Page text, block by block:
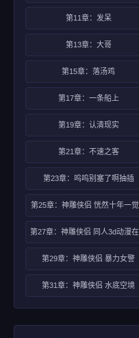
第11章：发呆
第13章：大哥
第15章：落汤鸡
第17章：一条船上
第19章：认清现实
第21章：不速之客
第23章：呜呜别塞了啊抽插
第25章：神雕侠侣 恍然十年一
第29章：神雕侠侣 暴力女警
第31章：神雕侠侣 水底空境